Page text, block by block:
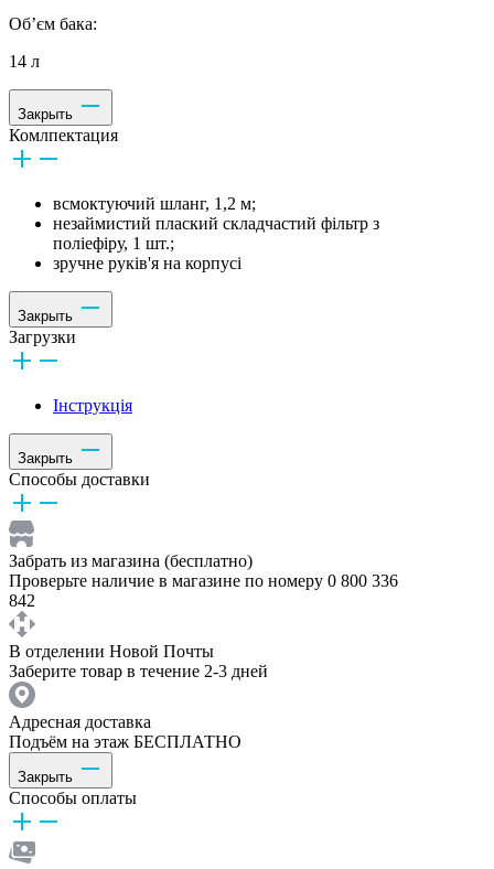
Об’єм бака:
14 л
Закрыть
Комлпектация
всмоктуючий шланг, 1,2 м;
незаймистий плаский складчастий фільтр з
поліефіру, 1 шт.;
зручне руків'я на корпусі
Закрыть
Загрузки
Інструкція
Закрыть
Способы доставки
Забрать из магазина (бесплатно)
Проверьте наличие в магазине по номеру 0 800 336
842
В отделении Новой Почты
Заберите товар в течение 2-3 дней
Адресная доставка
Подъём на этаж БЕСПЛАТНО
Закрыть
Способы оплаты